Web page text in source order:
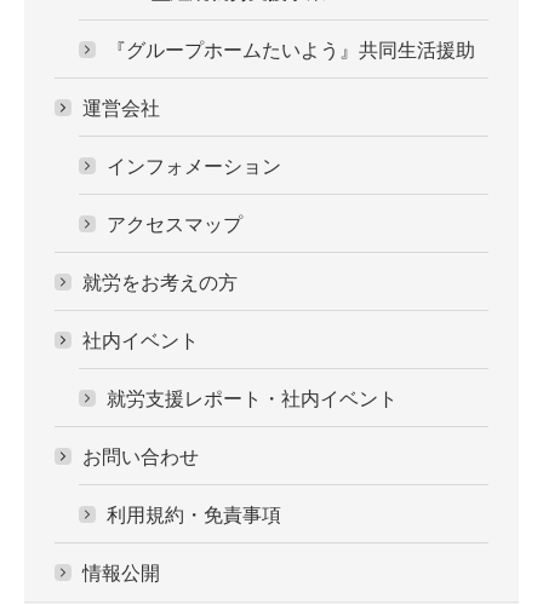
『グループホームたいよう』共同生活援助
運営会社
インフォメーション
アクセスマップ
就労をお考えの方
社内イベント
就労支援レポート・社内イベント
お問い合わせ
利用規約・免責事項
情報公開